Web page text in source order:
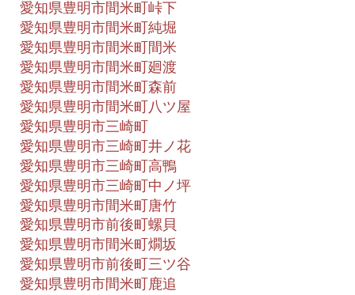
愛知県豊明市間米町峠下
愛知県豊明市間米町純堀
愛知県豊明市間米町間米
愛知県豊明市間米町廻渡
愛知県豊明市間米町森前
愛知県豊明市間米町八ツ屋
愛知県豊明市三崎町
愛知県豊明市三崎町井ノ花
愛知県豊明市三崎町高鴨
愛知県豊明市三崎町中ノ坪
愛知県豊明市間米町唐竹
愛知県豊明市前後町螺貝
愛知県豊明市間米町燗坂
愛知県豊明市前後町三ツ谷
愛知県豊明市間米町鹿追